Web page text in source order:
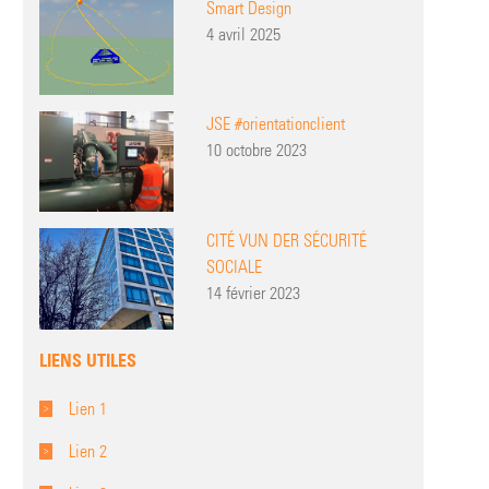
Smart Design
4 avril 2025
JSE #orientationclient
10 octobre 2023
CITÉ VUN DER SÉCURITÉ
SOCIALE
14 février 2023
LIENS UTILES
Lien 1
Lien 2